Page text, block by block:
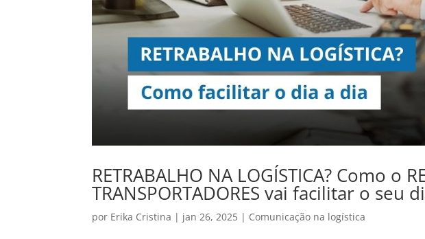
RETRABALHO NA LOGÍSTICA? Como o
TRANSPORTADORES vai facilitar o seu
por Erika Cristina | jan 26, 2025 | Comunicação na logística